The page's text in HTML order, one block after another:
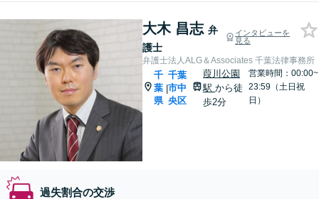
大木 昌志 弁
護士
インタビューを
見る
弁護士法人ALG＆Associates 千葉法律事務所
千
葉
県
|
千葉
市中
央区
葭川公園
駅から徒
歩2分
営業時間：00:00~
23:59（土日祝
日）
過失割合の交渉